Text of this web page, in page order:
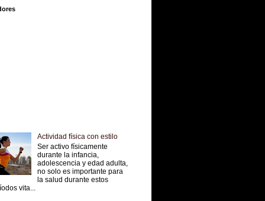
Actividad física con estilo
Ser activo físicamente
durante la infancia,
adolescencia y edad adulta,
no solo es importante para
la salud durante estos
vita...